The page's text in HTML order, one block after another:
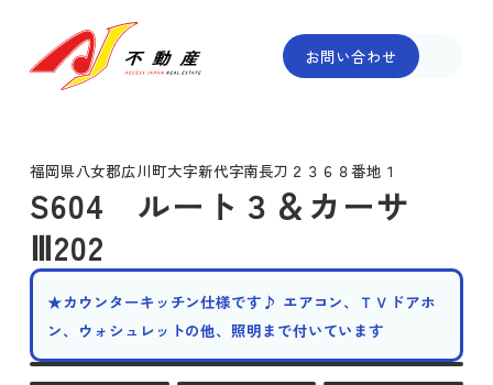
お問い合わせ
福岡県八女郡広川町大字新代字南長刀２３６８番地１
S604 ルート３＆カーサ
Ⅲ202
★カウンターキッチン仕様です♪ エアコン、ＴＶドアホ
ン、ウォシュレットの他、照明まで付いています